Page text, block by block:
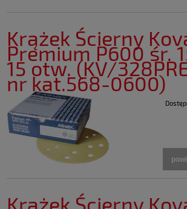
Krążek Ścierny
Premium P600 śr.
15 otw. (KV/
nr kat.568-0600)
Krążek Ścierny